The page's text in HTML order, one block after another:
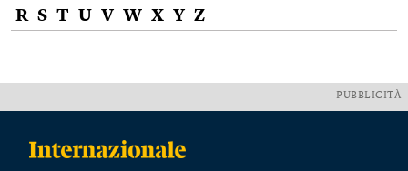
R S T U V W X Y Z
PUBBLICITÀ